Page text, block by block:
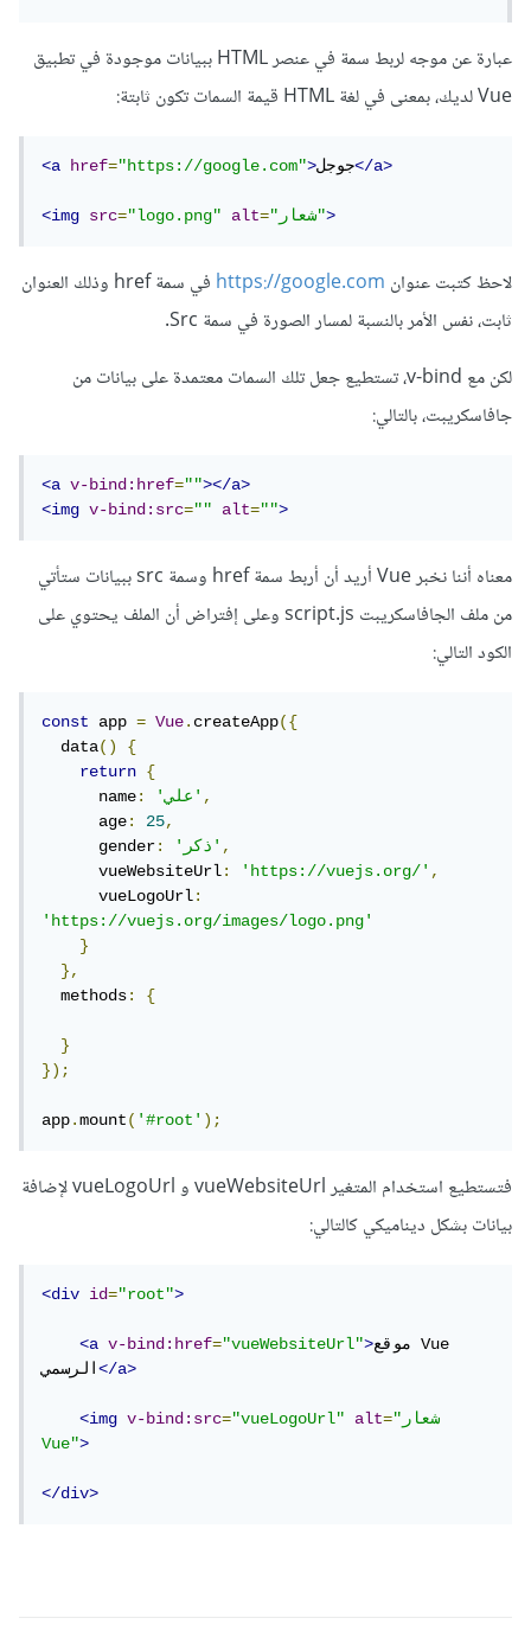
عبارة عن موجه لربط سمة في عنصر HTML ببيانات موجودة في تطبيق
Vue لديك، بمعنى في لغة HTML قيمة السمات تكون ثابتة:
<a href="https://google.com">جوجل</a>
<img src="logo.png" alt= "شعار">
لاحظ كتبت عنوان https://google.com
في سمة href وذلك العنوان
ثابت، نفس الأمر بالنسبة لمسار الصورة في سمة Src.
لكن مع v-bind، تستطيع جعل تلك السمات معتمدة على بيانات من
جافاسكريبت، بالتالي:
<a v-bind:href=""></a>
<img
v-bind:src="" alt="">
معناه أننا نخبر Vue أريد أن أربط سمة href وسمة src ببيانات ستأتي
من ملف الجافاسكريبت script.js وعلى إفتراض أن الملف يحتوي على
الكود التالي:
const app = Vue.createApp({
  data
()
{
return
{
      name
: 'علي',
      age
: 25,
      gender
: 'ذكر',
      vueWebsiteUrl
: 'https://vuejs.org/',
      vueLogoUrl
:
'https://vuejs.org/images/logo.png'
}
},
  methods
: {
}
});
app.mount('#root');
فتستطيع استخدام المتغير vueWebsiteUrl و vueLogoUrl لإضافة
بيانات بشكل ديناميكي كالتالي:
<div id="root">
<a v-bind:href="vueWebsiteUrl">موقع Vue
الرسمي</a>
<img v-bind:src="vueLogoUrl" alt="شعار
Vue">
</div>